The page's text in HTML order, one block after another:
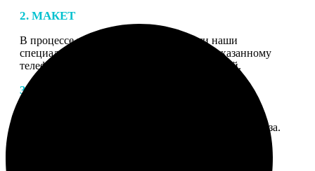
2. МАКЕТ
В процессе подготовки заказа к печати наши
специалисты могут связаться с Вами по указанному
телефону или email для согласования деталей.
3. ИЗГОТОВЛЕНИЕ
получите подтверждение на email с описанием заказа.